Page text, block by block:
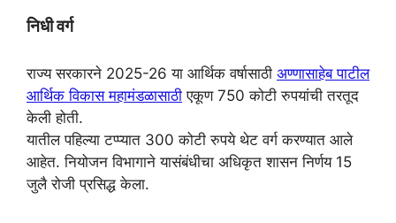
निधी वर्ग
राज्य सरकारने 2025-26 या आर्थिक वर्षासाठी अण्णासाहेब पाटील
आर्थिक विकास महामंडळासाठी एकूण 750 कोटी रुपयांची तरतूद
केली होती.
यातील पहिल्या टप्प्यात 300 कोटी रुपये थेट वर्ग करण्यात आले
आहेत. नियोजन विभागाने यासंबंधीचा अधिकृत शासन निर्णय 15
जुलै रोजी प्रसिद्ध केला.